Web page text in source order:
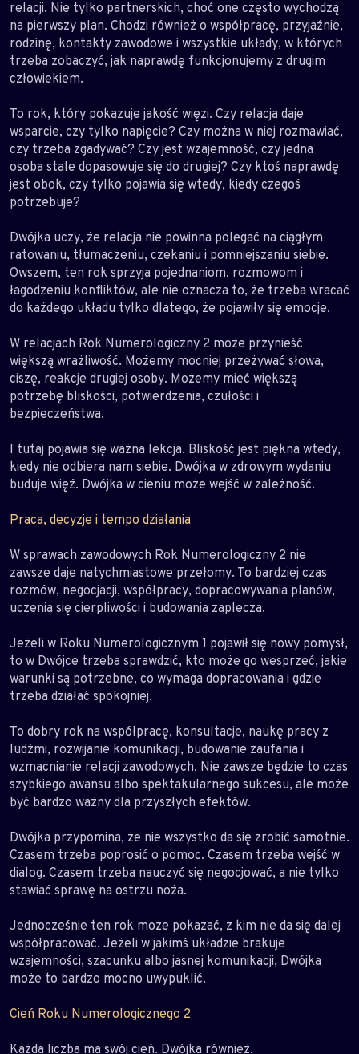
relacji. Nie tylko partnerskich, choć one często wychodzą
na pierwszy plan. Chodzi również o współpracę, przyjaźnie,
rodzinę, kontakty zawodowe i wszystkie układy, w których
trzeba zobaczyć, jak naprawdę funkcjonujemy z drugim
człowiekiem.
To rok, który pokazuje jakość więzi. Czy relacja daje
wsparcie, czy tylko napięcie? Czy można w niej rozmawiać,
czy trzeba zgadywać? Czy jest wzajemność, czy jedna
osoba stale dopasowuje się do drugiej? Czy ktoś naprawdę
jest obok, czy tylko pojawia się wtedy, kiedy czegoś
potrzebuje?
Dwójka uczy, że relacja nie powinna polegać na ciągłym
ratowaniu, tłumaczeniu, czekaniu i pomniejszaniu siebie.
Owszem, ten rok sprzyja pojednaniom, rozmowom i
łagodzeniu konfliktów, ale nie oznacza to, że trzeba wracać
do każdego układu tylko dlatego, że pojawiły się emocje.
W relacjach Rok Numerologiczny 2 może przynieść
większą wrażliwość. Możemy mocniej przeżywać słowa,
ciszę, reakcje drugiej osoby. Możemy mieć większą
potrzebę bliskości, potwierdzenia, czułości i
bezpieczeństwa.
I tutaj pojawia się ważna lekcja. Bliskość jest piękna wtedy,
kiedy nie odbiera nam siebie. Dwójka w zdrowym wydaniu
buduje więź. Dwójka w cieniu może wejść w zależność.
Praca, decyzje i tempo działania
W sprawach zawodowych Rok Numerologiczny 2 nie
zawsze daje natychmiastowe przełomy. To bardziej czas
rozmów, negocjacji, współpracy, dopracowywania planów,
uczenia się cierpliwości i budowania zaplecza.
Jeżeli w Roku Numerologicznym 1 pojawił się nowy pomysł,
to w Dwójce trzeba sprawdzić, kto może go wesprzeć, jakie
warunki są potrzebne, co wymaga dopracowania i gdzie
trzeba działać spokojniej.
To dobry rok na współpracę, konsultacje, naukę pracy z
ludźmi, rozwijanie komunikacji, budowanie zaufania i
wzmacnianie relacji zawodowych. Nie zawsze będzie to czas
szybkiego awansu albo spektakularnego sukcesu, ale może
być bardzo ważny dla przyszłych efektów.
Dwójka przypomina, że nie wszystko da się zrobić samotnie.
Czasem trzeba poprosić o pomoc. Czasem trzeba wejść w
dialog. Czasem trzeba nauczyć się negocjować, a nie tylko
stawiać sprawę na ostrzu noża.
Jednocześnie ten rok może pokazać, z kim nie da się dalej
współpracować. Jeżeli w jakimś układzie brakuje
wzajemności, szacunku albo jasnej komunikacji, Dwójka
może to bardzo mocno uwypuklić.
Cień Roku Numerologicznego 2
Każda liczba ma swój cień. Dwójka również.